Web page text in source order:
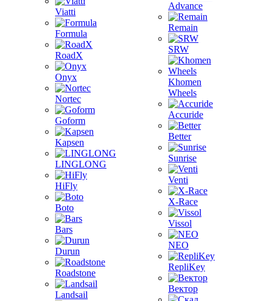
Viatti
Formula
RoadX
Onyx
Nortec
Goform
Kapsen
LINGLONG
HiFly
Boto
Bars
Durun
Roadstone
Landsail
Advance
Remain
SRW
Khomen
Wheels
Accuride
Better
Sunrise
Venti
X-Race
Vissol
NEO
RepliKey
Вектор